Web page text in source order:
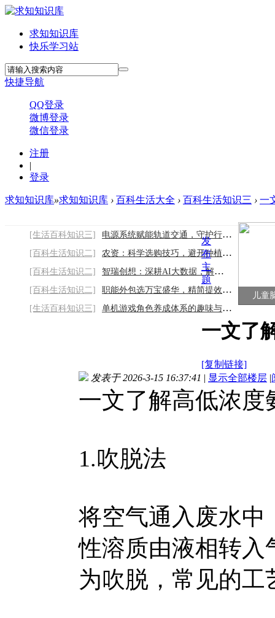
求知知识库
快乐学习站
快捷导航
QQ登录
微博登录
微信登录
注册
|
登录
求知知识库»求知知识库 › 百科生活大全 › 百科生活知识三 › 一
[生活百科知识三]
电源系统赋能轨道交通，守护行车安全与提升
[百科生活知识二]
农资：科学选购技巧，避开种植采购误区
[百科生活知识二]
智瑞创想：深耕AI大数据，解锁智能风控新范
[百科生活知识二]
职能外包选万宝盛华，精简提效更省心
[生活百科知识三]
单机游戏角色养成体系的趣味与策略性
儿童
发
布
主
题
一文了
[复制链接]
发表于 2026-3-15 16:37:41 | 显示全部楼层 |
一文了解高低浓度
1.吹脱法
将空气通入废水中
性溶质由液相转入
为吹脱，常见的工